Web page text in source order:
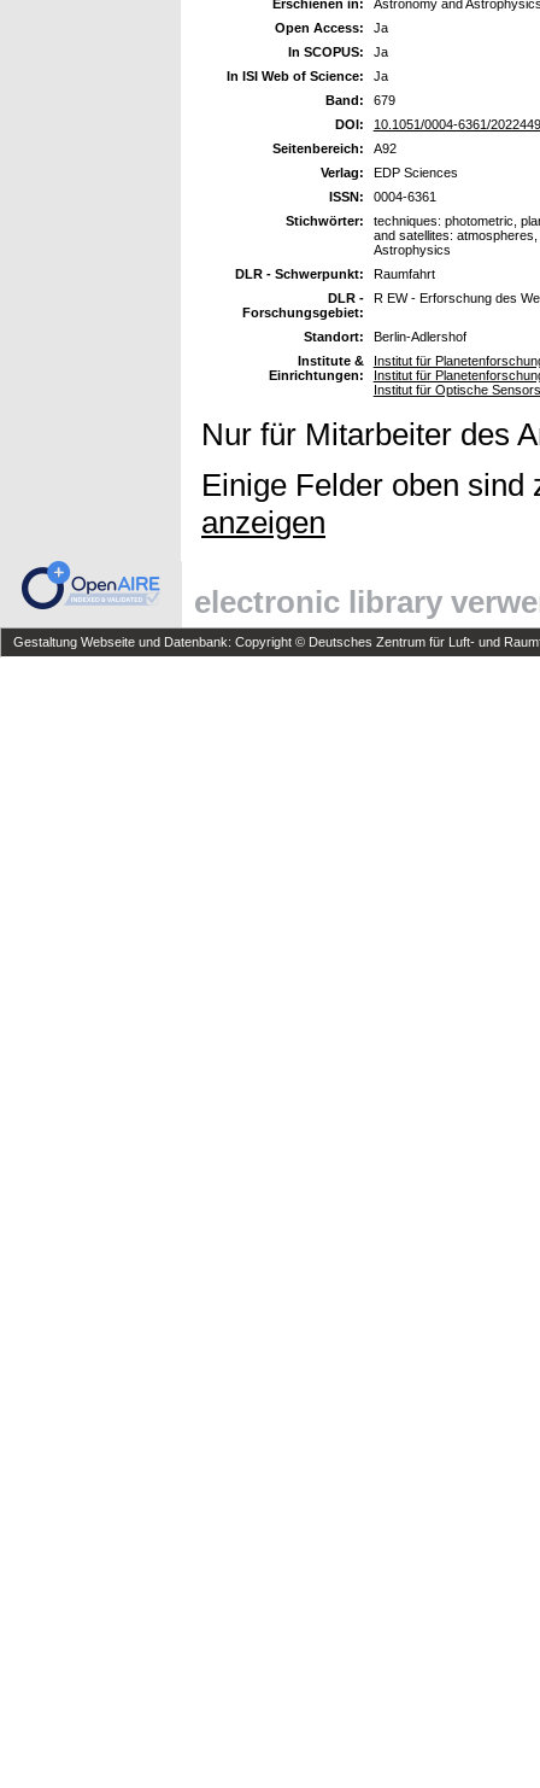
Erschienen in:
Astronomy and
Open Access:
Ja
In SCOPUS:
Ja
In ISI Web of Science:
Ja
Band:
679
DOI:
10.1051/0004-6361/
Seitenbereich:
A92
Verlag:
EDP Sciences
ISSN:
0004-6361
Stichwörter:
techniques: photometric,
and satellites:
Astrophysics
DLR - Schwerpunkt:
Raumfahrt
DLR -
Forschungsgebiet:
R EW - Erforschung des
Standort:
Berlin-Adlershof
Institute &
Einrichtungen:
Institut für
Institut für
Institut für Optische
Nur für Mitarbeiter des
Einige Felder oben
anzeigen
electronic library
Gestaltung Webseite und Datenbank: Copyright © Deutsches Zentrum für Luft- und